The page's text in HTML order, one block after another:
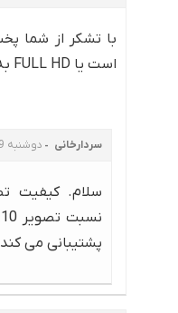
است یا FULL HD به 16:9
سردارخانی دوشنبه 29 آبان 1402 - 09:04
پشتیبانی می کند